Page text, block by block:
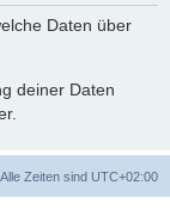
Daten über
deiner Daten
Alle Zeiten sind UTC+02:00